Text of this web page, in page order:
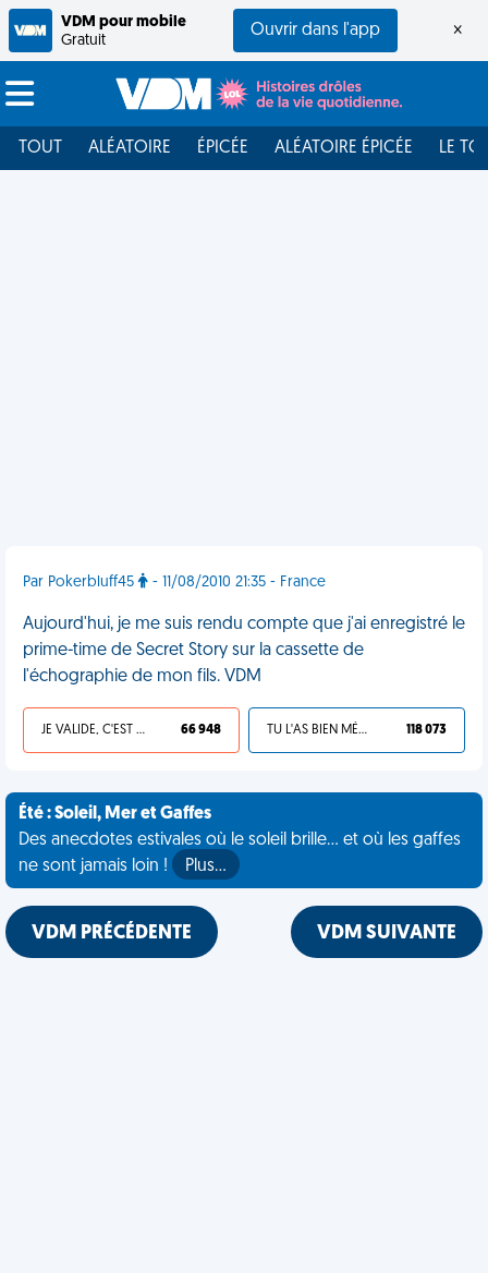
VDM pour mobile
Gratuit
Ouvrir dans l'app ×
TOUT ALÉATOIRE ÉPICÉE ALÉATOIRE ÉPICÉE LE
Par Pokerbluff45 - 11/08/2010 21:35 - France
Aujourd'hui, je me suis rendu compte que j'ai enregistré le
prime-time de Secret Story sur la cassette de
l'échographie de mon fils. VDM
JE VALIDE, C'EST UNE VDM 66 948 TU L'AS BIEN MÉRITÉ 118 073
Été : Soleil, Mer et Gaffes
Des anecdotes estivales où le soleil brille... et où les gaffes
ne sont jamais loin !
Plus…
VDM PRÉCÉDENTE VDM SUIVANTE